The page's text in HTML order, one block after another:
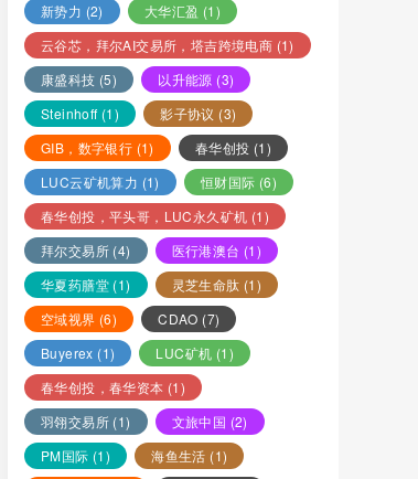
新势力 (2) 大华汇盈 (1)
云谷芯，拜尔AI交易所，塔吉跨境电商 (1)
康盛科技 (5) 以升能源 (3)
Steinhoff (1) 影子协议 (3)
GIB，数字银行 (1) 春华创投 (1)
LUC云矿机算力 (1) 恒财国际 (6)
春华创投，平头哥，LUC永久矿机 (1)
拜尔交易所 (4) 医行港澳台 (1)
华夏药膳堂 (1) 灵芝生命肽 (1)
空域视界 (6) CDAO (7)
Buyerex (1) LUC矿机 (1)
春华创投，春华资本 (1)
羽翎交易所 (1) 文旅中国 (2)
PM国际 (1) 海鱼生活 (1)